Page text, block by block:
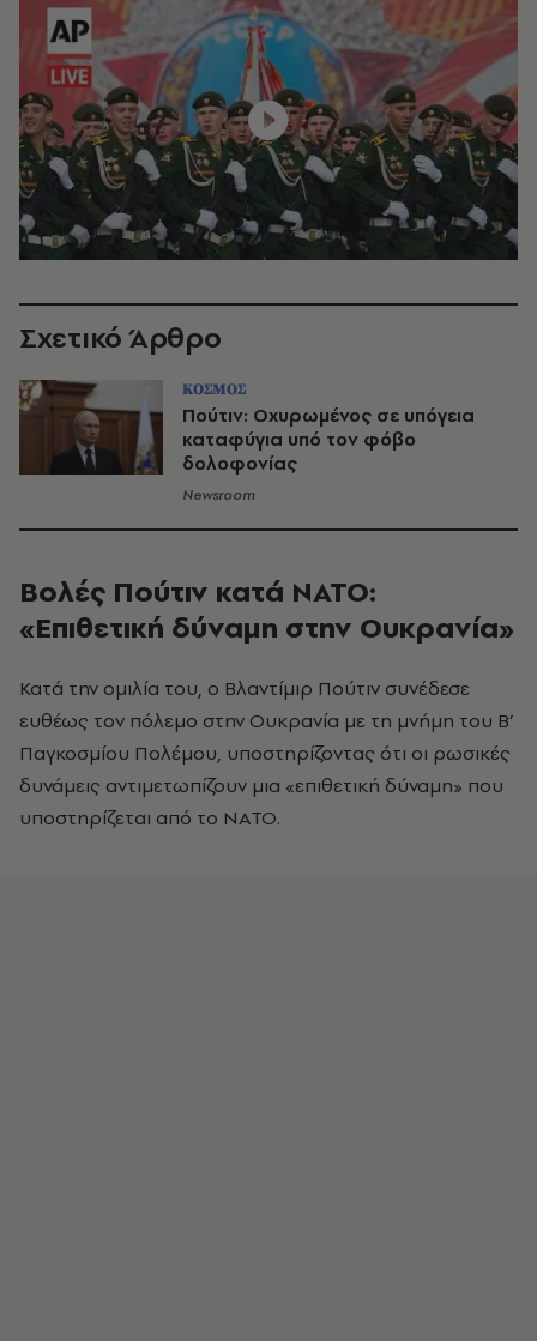
Σχετικό Άρθρο
ΚΟΣΜΟΣ
Πούτιν: Οχυρωμένος σε υπόγεια
καταφύγια υπό τον φόβο
δολοφονίας
Newsroom
Βολές Πούτιν κατά ΝΑΤΟ:
«Επιθετική δύναμη στην Ουκρανία»
Κατά την ομιλία του, ο Βλαντίμιρ Πούτιν συνέδεσε
ευθέως τον πόλεμο στην Ουκρανία με τη μνήμη του Β’
Παγκοσμίου Πολέμου, υποστηρίζοντας ότι οι ρωσικές
δυνάμεις αντιμετωπίζουν μια «επιθετική δύναμη» που
υποστηρίζεται από το ΝΑΤΟ.